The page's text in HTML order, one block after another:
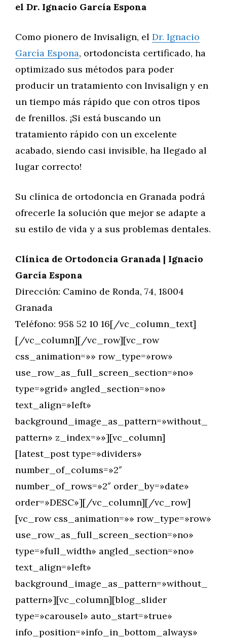
el Dr. Ignacio García Espona
Como pionero de Invisalign, el Dr. Ignacio
García Espona, ortodoncista certificado, ha
optimizado sus métodos para poder
producir un tratamiento con Invisalign y en
un tiempo más rápido que con otros tipos
de frenillos. ¡Si está buscando un
tratamiento rápido con un excelente
acabado, siendo casi invisible, ha llegado al
lugar correcto!
Su clínica de ortodoncia en Granada podrá
ofrecerle la solución que mejor se adapte a
su estilo de vida y a sus problemas dentales.
Clínica de Ortodoncia Granada | Ignacio
García Espona
Dirección: Camino de Ronda, 74, 18004
Granada
Teléfono: 958 52 10 16[/vc_column_text]
[/vc_column][/vc_row][vc_row
css_animation=»» row_type=»row»
use_row_as_full_screen_section=»no»
type=»grid» angled_section=»no»
text_align=»left»
background_image_as_pattern=»without_
pattern» z_index=»»][vc_column]
[latest_post type=»dividers»
number_of_colums=»2″
number_of_rows=»2″ order_by=»date»
order=»DESC»][/vc_column][/vc_row]
[vc_row css_animation=»» row_type=»row»
use_row_as_full_screen_section=»no»
type=»full_width» angled_section=»no»
text_align=»left»
background_image_as_pattern=»without_
pattern»][vc_column][blog_slider
type=»carousel» auto_start=»true»
info_position=»info_in_bottom_always»